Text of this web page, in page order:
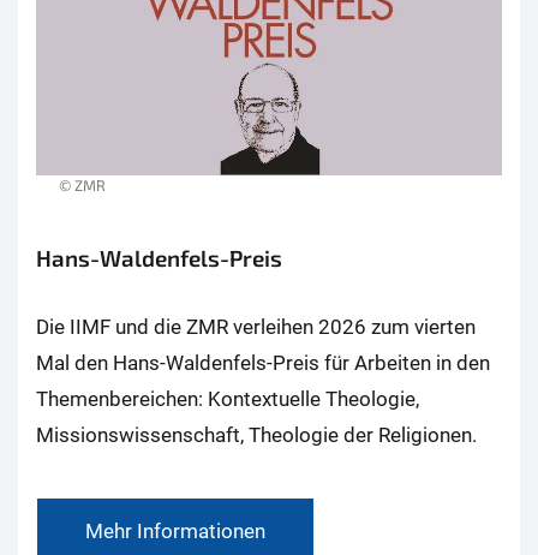
© ZMR
Hans-Waldenfels-Preis
Die IIMF und die ZMR verleihen 2026 zum vierten
Mal den Hans-Waldenfels-Preis für Arbeiten in den
Themenbereichen: Kontextuelle Theologie,
Missionswissenschaft, Theologie der Religionen.
Mehr Informationen